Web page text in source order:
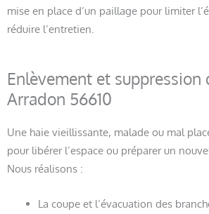
mise en place d’un paillage pour limiter
réduire l’entretien.
Enlèvement et suppression
Arradon 56610
Une haie vieillissante, malade ou mal
pour libérer l’espace ou préparer un
Nous réalisons :
La coupe et l’évacuation des